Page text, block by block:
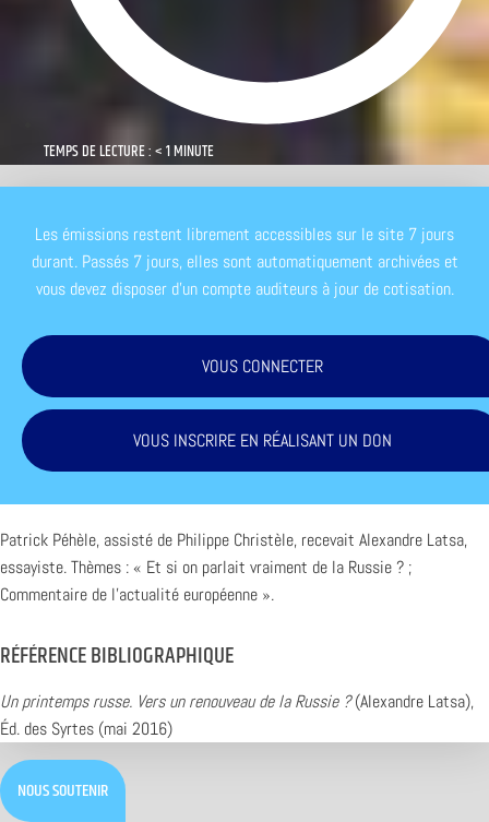
TEMPS DE LECTURE : < 1 MINUTE
Les émissions restent librement accessibles sur le site 7 jours
durant. Passés 7 jours, elles sont automatiquement archivées et
vous devez disposer d'un compte auditeurs à jour de cotisation.
VOUS CONNECTER
VOUS INSCRIRE EN RÉALISANT UN DON
Patrick Péhèle, assisté de Philippe Christèle, recevait Alexandre Latsa,
essayiste. Thèmes : « Et si on parlait vraiment de la Russie ? ;
Commentaire de l’actualité européenne ».
RÉFÉRENCE BIBLIOGRAPHIQUE
Un printemps russe. Vers un renouveau de la Russie ?(Alexandre Latsa),
Éd. des Syrtes (mai 2016)
NOUS SOUTENIR